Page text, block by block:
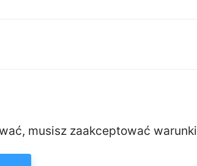
musisz zaakceptować warunki